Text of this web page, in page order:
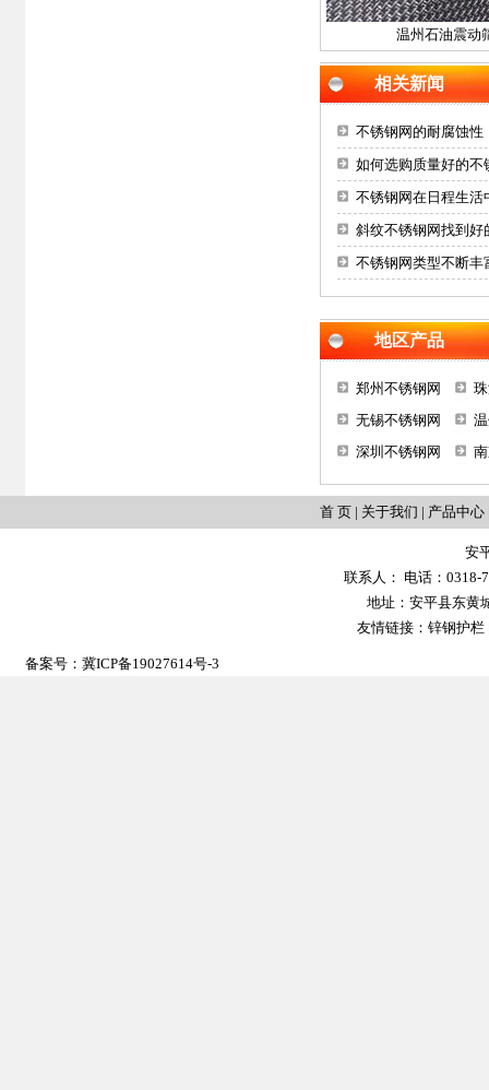
温州石油震动
相关新闻
不锈钢网的耐腐蚀性
如何选购质量好的不
不锈钢网在日程生活
斜纹不锈钢网找到好
不锈钢网类型不断丰
地区产品
郑州不锈钢网
无锡不锈钢网
深圳不锈钢网
首 页 | 关于我们 | 产品中心
安
联系人： 电话：0318-
地址：安平县东黄
友情链接：锌钢护栏
备案号： 冀ICP备19027614号-3